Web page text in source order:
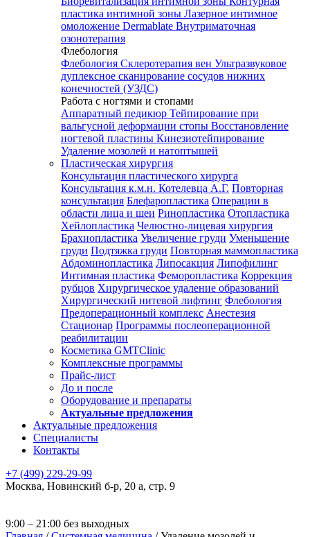
пластика интимной зоны Лазерное интимное
омоложение Dermablate Внутриматочная
озонотерапия
Флебология
Флебология Склеротерапия вен Ультразвуковое
дуплексное сканирование сосудов нижних
конечностей (УЗДС)
Работа с ногтями и стопами
Аппаратный педикюр Тейпирование при
вальгусной деформации стопы Восстановление
ногтевой пластины Кинезиотейпирование
Удаление мозолей и натоптышей
Пластическая хирургия
Консультация пластического хирурга
Консультация к.м.н. Котелевца А.Г. Повторная
консультация Блефаропластика Операции в
области лица и шеи Ринопластика Отопластика
Хейлопластика Челюстно-лицевая хирургия
Брахиопластика Увеличение груди Уменьшение
груди Подтяжка груди Повторная маммопластика
Абдоминопластика Липосакция Липофилинг
Интимная пластика Феморопластика Коррекция
рубцов Хирургическое удаление образований
Хирургический нитевой лифтинг Флебология
Предоперационный комплекс Анестезия
Стационар Программы послеоперационной
реабилитации
Косметика GMTClinic
Комплексные программы
Прайс-лист
До и после
Оборудование и препараты
Актуальные предложения
Актуальные предложения
Специалисты
Контакты
+7 (499) 229-29-99
Москва, Новинский б-р, 20 а, стр. 9
9:00 – 21:00 без выходных